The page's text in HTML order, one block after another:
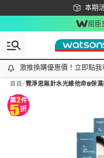
本期
下載
屈臣
激推換購優惠價！立即點我看
激推換購優惠價！立即點我
首頁/霓淨思無針水光維他命B保